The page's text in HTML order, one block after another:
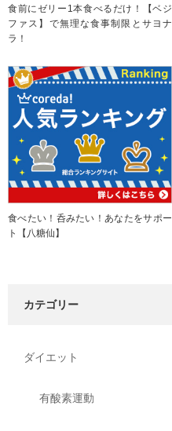
食前にゼリー1本食べるだけ！【ベジ
ファス】で無理な食事制限とサヨナ
ラ！
食べたい！呑みたい！あなたをサポー
ト【八糖仙】
カテゴリー
ダイエット
有酸素運動